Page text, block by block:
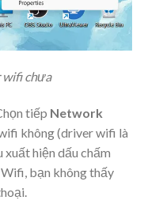
wifi chưa
tiếp Network
không (driver wifi là
hiện dấu chấm
bạn không thấy